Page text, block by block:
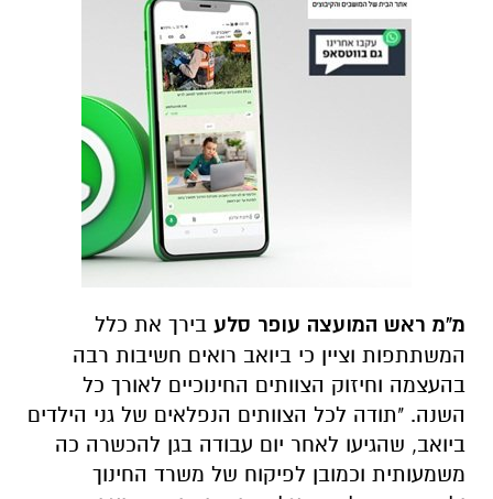
מ"מ ראש המועצה עופר סלע בירך את כלל
המשתתפות וציין כי ביואב רואים חשיבות רבה
בהעצמה וחיזוק הצוותים החינוכיים לאורך כל
השנה. "תודה לכל הצוותים הנפלאים של גני הילדים
ביואב, שהגיעו לאחר יום עבודה בגן להכשרה כה
משמעותית וכמובן לפיקוח של משרד החינוך